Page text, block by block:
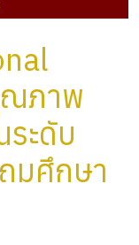
ณภาพ
ะดับ
มศึกษา